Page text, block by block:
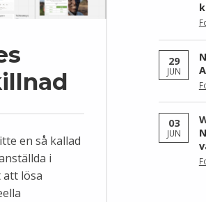
en så kallad
i
att lösa
29
JUN
03
JUN